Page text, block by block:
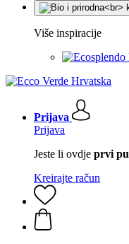
Više inspiracije
Prijava
Prijava
Jeste li ovdje prvi
Kreirajte račun